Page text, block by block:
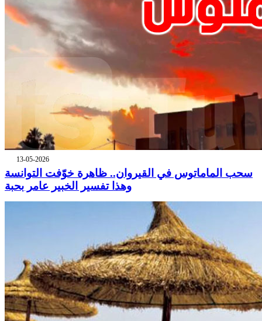
13-05-2026
سحب الماماتوس في القيروان.. ظاهرة خوّفت التوانسة
وهذا تفسير الخبير عامر بحبة